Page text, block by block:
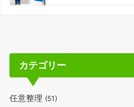
カテゴリー
任意整理 (51)